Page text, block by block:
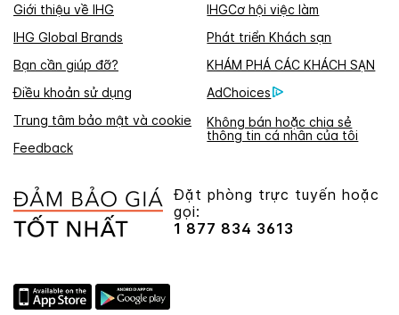
Giới thiệu về IHG
IHGCơ hội việc làm
IHG Global Brands
Phát triển Khách sạn
Bạn cần giúp đỡ?
KHÁM PHÁ CÁC KHÁCH SẠN
Điều khoản sử dụng
AdChoices
Trung tâm bảo mật và cookie
Không bán hoặc chia sẻ
thông tin cá nhân của tôi
Feedback
Đặt phòng trực tuyến hoặc
gọi:
1 877 834 3613